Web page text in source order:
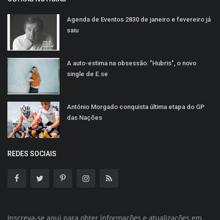
Agenda de Eventos 2830 de janeiro e fevereiro já
saiu
A auto-estima na obsessão: "Hubris", o novo
single de E.se
António Morgado conquista última etapa do GP
das Nações
REDES SOCIAIS
Inscreva-se aqui para obter informações e atualizações em